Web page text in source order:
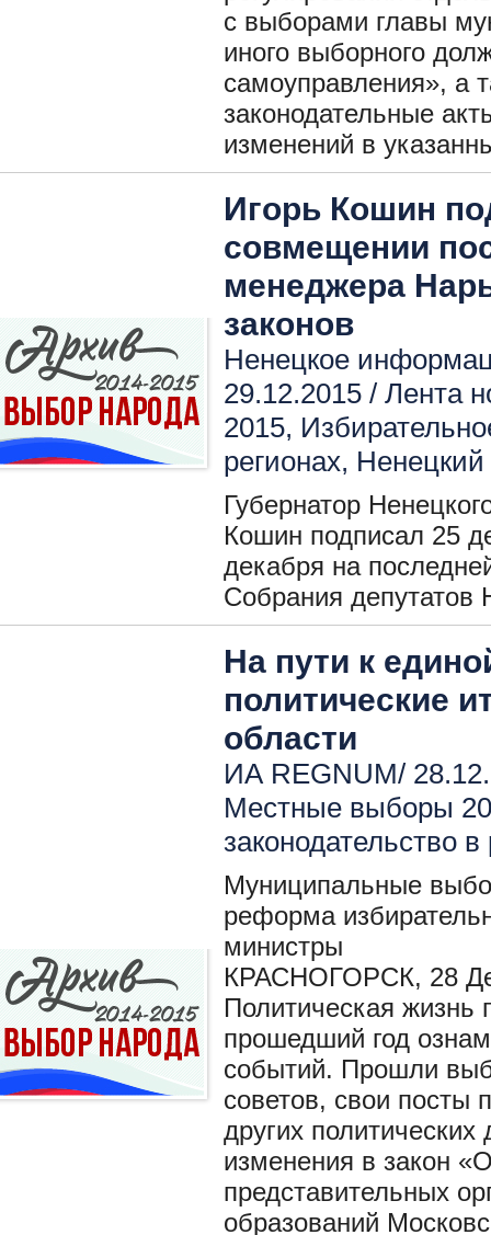
с выборами главы
иного выборного
самоуправления», а
законодательные
изменений в
Игорь Кошин
совмещении
менеджера
законов
Ненецкое
29.12.2015 / Лента
2015,
регионах,
Губернатор
Кошин подписал 25
декабря на
Собрания
На пути к
политические
области
ИА REGNUM/
Местные выборы
законодательство в
Муниципальные
реформа
министры
КРАСНОГОРСК, 28
Политическая жизнь
прошедший год
событий. Прошли
советов, свои посты
других
изменения в закон
представительных
образований